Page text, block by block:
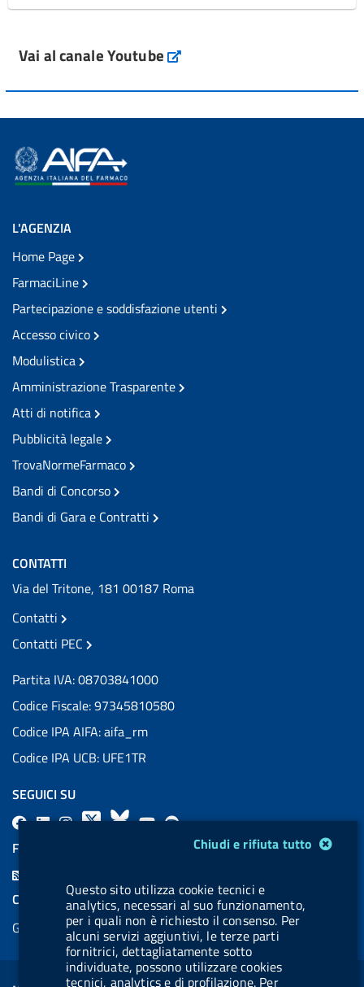
Vai al canale Youtube
Chiudi e rifiuta tutto
Questo sito utilizza cookie tecnici e
analytics, necessari al suo funzionamento,
per i quali non è richiesto il consenso. Per
alcuni servizi aggiuntivi, le terze parti
fornitrici, dettagliatamente sotto
individuate, possono utilizzare cookies
tecnici, analytics e di profilazione. Per
L'AGENZIA
Home Page
FarmaciLine
Partecipazione e soddisfazione utenti
Accesso civico
Modulistica
Amministrazione Trasparente
Atti di notifica
Pubblicità legale
TrovaNormeFarmaco
Bandi di Concorso
Bandi di Gara e Contratti
CONTATTI
Via del Tritone, 181 00187 Roma
Contatti
Contatti PEC
Partita IVA: 08703841000
Codice Fiscale: 97345810580
Codice IPA AIFA: aifa_rm
Codice IPA UCB: UFE1TR
SEGUICI SU
F
L
l
e
l
.
b
u
X
B
e
s
k
y
Y
t
u
b
e
l
e
l
.
b
u
FEED RSS
COOKIES
Gestione cookie
Sezione Link Utili